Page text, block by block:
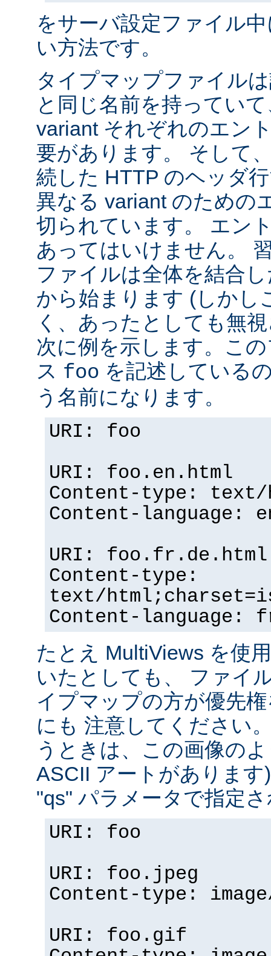
をサーバ設定ファイル
い方法です。
タイプマップファイル
と同じ名前を持ってい
variant それぞれのエン
要があります。 そして
続した HTTP のヘッダ
異なる variant のための
切られています。 エン
あってはいけません。
ファイルは全体を結合
から始まります (しかし
く、あったとしても無
次に例を示します。こ
ス foo を記述している
う名前になります。
URI: foo
URI: foo.en.html
Content-type: text/
Content-language:
URI: foo.fr.de.html
Content-type:
text/
Content-language:
たとえ MultiViews を使
いたとしても、 ファイ
イプマップの方が優先
にも 注意してください
うときは、この画像の
ASCII アートがありま
"qs" パラメータで指定
URI: foo
URI: foo.jpeg
Content-type:
URI: foo.gif